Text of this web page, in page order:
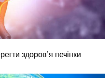
здоров’я печінки